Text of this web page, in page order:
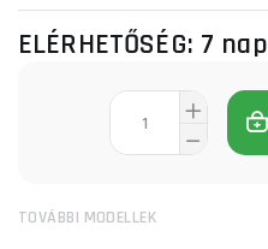
ELÉRHETŐSÉG: 7 nap
TOVÁBBI MODELLEK